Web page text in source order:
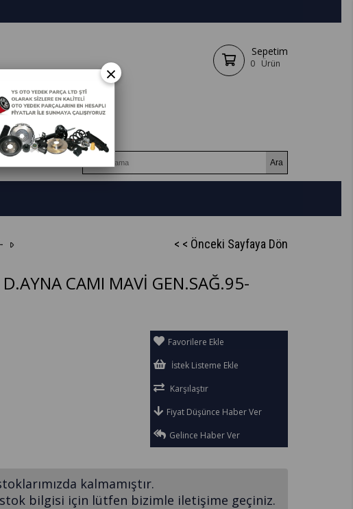
Sepetim
0 Ürün
< < Önceki Sayfaya Dön
CAMI MAVİ GEN.SAĞ.95-
Favorilere Ekle
İstek Listeme Ekle
Karşılaştır
Fiyat Düşünce Haber Ver
Gelince Haber Ver
kalmamıştır.
bilgisi için lütfen bizimle iletişime geçiniz.
×